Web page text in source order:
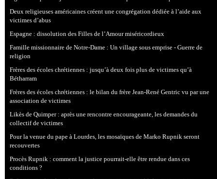
Deux religieuses américaines créent une congrégation dédiée à l’aide aux
victimes d’abus
Espagne : dissolution des Filles de l’Amour miséricordieux
Famille missionnaire de Notre-Dame : Un village sous emprise - Guerre de
religion
Frères des écoles chrétiennes : jusqu’à deux fois plus de victimes qu’à
Bétharram
Frères des écoles chrétiennes : le bilan du frère Jean-René Gentric vu par une
association de victimes
Likès de Quimper : après une rencontre encourageante, les demandes du
collectif de victimes
Pour la venue du pape à Lourdes, les mosaïques de Marko Rupnik seront
recouvertes
Procès Rupnik : comment la justice pourrait-elle être rendue dans ces
conditions ?